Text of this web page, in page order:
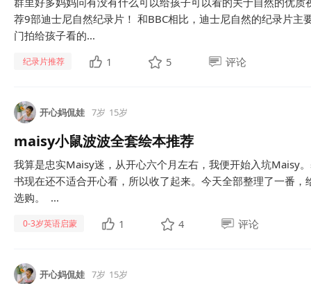
荐9部迪士尼自然纪录片！ 和BBC相比，迪士尼自然的纪录片主
门拍给孩子看的...
纪录片推荐 1 5 评论
开心妈侃娃 7岁 15岁
maisy小鼠波波全套绘本推荐
我算是忠实Maisy迷，从开心六个月左右，我便开始入坑Maisy
书现在还不适合开心看，所以收了起来。今天全部整理了一番
选购。 ...
0-3岁英语启蒙 1 4 评论
开心妈侃娃 7岁 15岁